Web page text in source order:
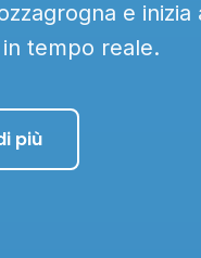
e inizia
tempo reale.
più